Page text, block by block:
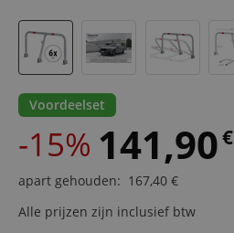
Voordeelset
-15% 141,90€
apart gehouden: 167,40 €
Alle prijzen zijn inclusief btw